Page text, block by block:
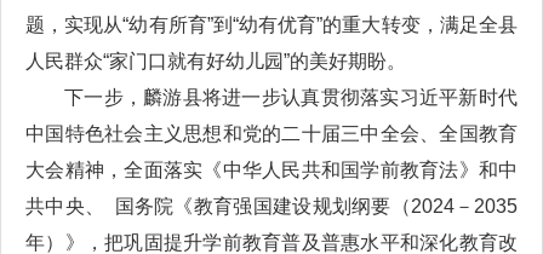
题，实现从“幼有所育”到“幼有优育”的重大转变，满足全县
人民群众“家门口就有好幼儿园”的美好期盼。
下一步，麟游县将进一步认真贯彻落实习近平新时代
中国特色社会主义思想和党的二十届三中全会、全国教育
大会精神，全面落实《中华人民共和国学前教育法》和中
共中央、 国务院《教育强国建设规划纲要（2024－2035
年）》，把巩固提升学前教育普及普惠水平和深化教育改